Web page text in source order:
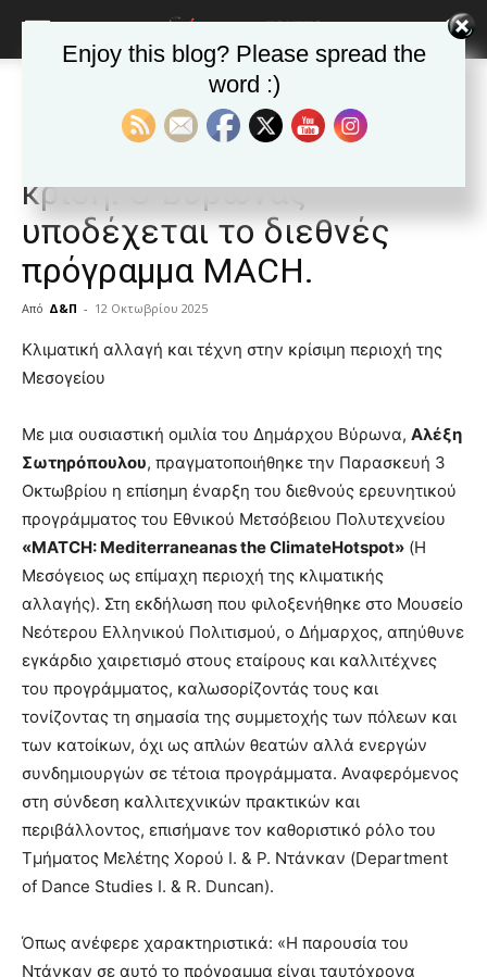
Ανακοινώσεις - Δελτία τύπου
Ανακοινώσεις - Δελτία τύπου Δημοφιλή άρθρα
Πολιτισμός και Κλιματική
κρίση: Ο Βύρωνας
υποδέχεται το διεθνές
πρόγραμμα MACH.
Από Δ&Π - 12 Οκτωβρίου 2025
blonde
lesbians
cam
show.desi
xxx
lyons
teaches
you
the
meaning
of
pain.
pornhun
hd
Κλιματική αλλαγή και τέχνη στην κρίσιμη περιοχή της
Μεσογείου
Με μια ουσιαστική ομιλία του Δημάρχου Βύρωνα, Αλέξη
Σωτηρόπουλου, πραγματοποιήθηκε την Παρασκευή 3
Οκτωβρίου η επίσημη έναρξη του διεθνούς ερευνητικού
προγράμματος του Εθνικού Μετσόβειου Πολυτεχνείου
«MATCH: Mediterraneanas the ClimateHotspot» (Η
Μεσόγειος ως επίμαχη περιοχή της κλιματικής
αλλαγής). Στη εκδήλωση που φιλοξενήθηκε στο Μουσείο
Νεότερου Ελληνικού Πολιτισμού, ο Δήμαρχος, απηύθυνε
εγκάρδιο χαιρετισμό στους εταίρους και καλλιτέχνες
του προγράμματος, καλωσορίζοντάς τους και
τονίζοντας τη σημασία της συμμετοχής των πόλεων και
των κατοίκων, όχι ως απλών θεατών αλλά ενεργών
συνδημιουργών σε τέτοια προγράμματα. Αναφερόμενος
στη σύνδεση καλλιτεχνικών πρακτικών και
περιβάλλοντος, επισήμανε τον καθοριστικό ρόλο του
Τμήματος Μελέτης Χορού Ι. & Ρ. Ντάνκαν (Department
of Dance Studies I. & R. Duncan).
Όπως ανέφερε χαρακτηριστικά: «Η παρουσία του
Ντάνκαν σε αυτό το πρόγραμμα είναι ταυτόχρονα
Enjoy this blog? Please spread the
word :)